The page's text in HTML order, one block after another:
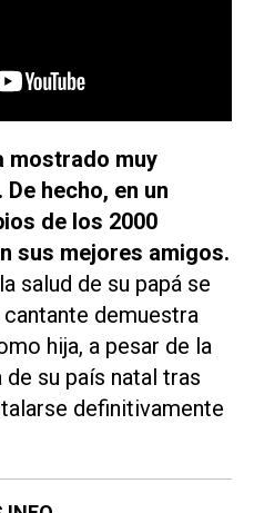
mostrado muy
hecho, en un
de los 2000
sus mejores amigos.
salud de su papá se
demuestra
hija, a pesar de la
su país natal tras
definitivamente